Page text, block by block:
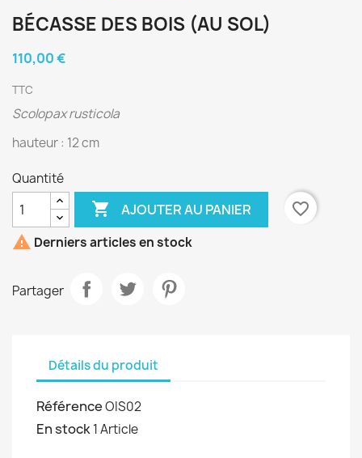
BÉCASSE DES BOIS (AU SOL)
110,00 €
TTC
Scolopax rusticola
hauteur : 12 cm
Quantité
 AJOUTER AU PANIER
favorite_border
 Derniers articles en stock
Partager
Détails du produit
RéférenceOIS02
En stock1 Article